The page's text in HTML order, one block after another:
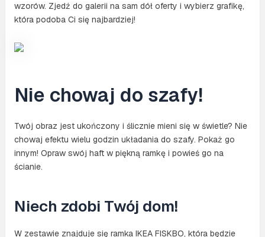
wzorów. Zjedź do galerii na sam dół oferty i wybierz grafikę,
która podoba Ci się najbardziej!
Nie chowaj do szafy!
Twój obraz jest ukończony i ślicznie mieni się w świetle? Nie
chowaj efektu wielu godzin układania do szafy. Pokaż go
innym! Opraw swój haft w piękną ramkę i powieś go na
ścianie.
Niech zdobi Twój dom!
W zestawie znajduje się ramka IKEA FISKBO, która będzie